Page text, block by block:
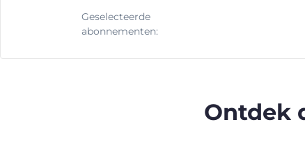
Geselecteerde
abonnementen:
Ontdek